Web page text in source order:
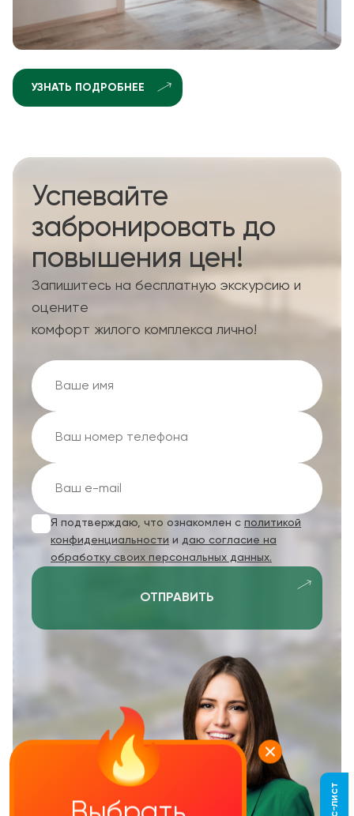
УЗНАТЬ ПОДРОБНЕЕ
Успевайте
забронировать до
повышения цен!
Запишитесь на бесплатную экскурсию и
оцените
комфорт жилого комплекса лично!
Я подтверждаю, что ознакомлен с политикой
конфиденциальности и даю согласие на
обработку своих персональных данных.
ОТПРАВИТЬ